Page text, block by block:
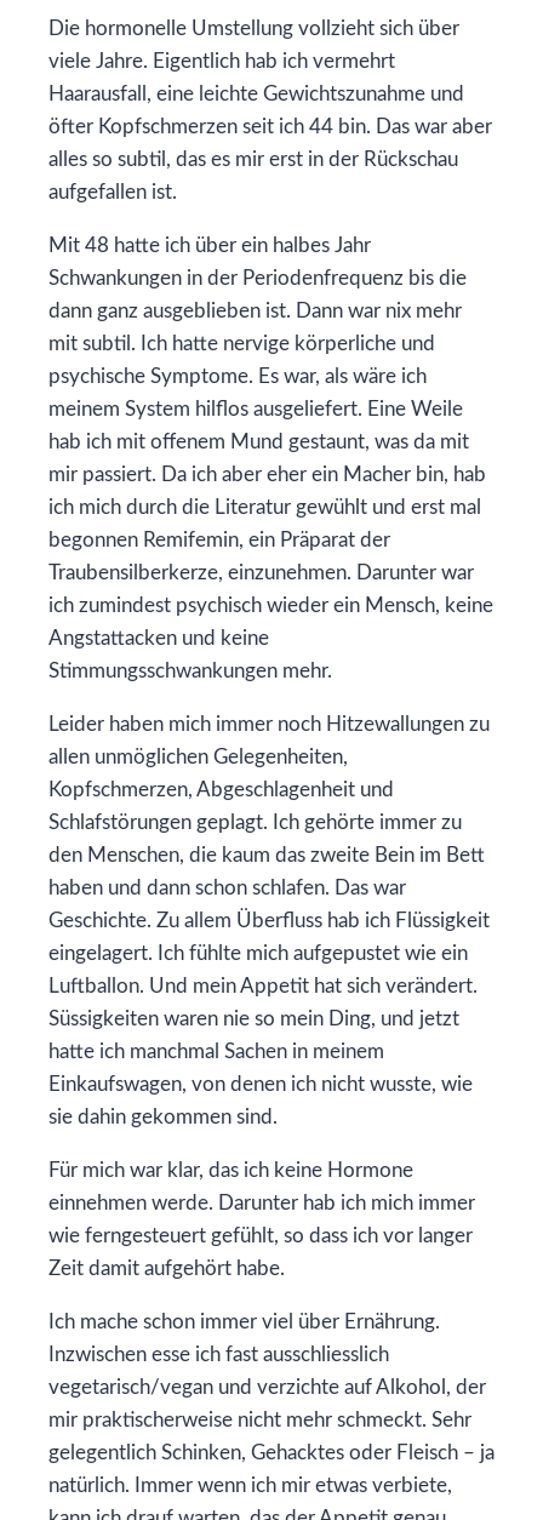
Die hormonelle Umstellung vollzieht sich über
viele Jahre. Eigentlich hab ich vermehrt
Haarausfall, eine leichte Gewichtszunahme und
öfter Kopfschmerzen seit ich 44 bin. Das war aber
alles so subtil, das es mir erst in der Rückschau
aufgefallen ist.
Mit 48 hatte ich über ein halbes Jahr
Schwankungen in der Periodenfrequenz bis die
dann ganz ausgeblieben ist. Dann war nix mehr
mit subtil. Ich hatte nervige körperliche und
psychische Symptome. Es war, als wäre ich
meinem System hilflos ausgeliefert. Eine Weile
hab ich mit offenem Mund gestaunt, was da mit
mir passiert. Da ich aber eher ein Macher bin, hab
ich mich durch die Literatur gewühlt und erst mal
begonnen Remifemin, ein Präparat der
Traubensilberkerze, einzunehmen. Darunter war
ich zumindest psychisch wieder ein Mensch, keine
Angstattacken und keine
Stimmungsschwankungen mehr.
Leider haben mich immer noch Hitzewallungen zu
allen unmöglichen Gelegenheiten,
Kopfschmerzen, Abgeschlagenheit und
Schlafstörungen geplagt. Ich gehörte immer zu
den Menschen, die kaum das zweite Bein im Bett
haben und dann schon schlafen. Das war
Geschichte. Zu allem Überfluss hab ich Flüssigkeit
eingelagert. Ich fühlte mich aufgepustet wie ein
Luftballon. Und mein Appetit hat sich verändert.
Süssigkeiten waren nie so mein Ding, und jetzt
hatte ich manchmal Sachen in meinem
Einkaufswagen, von denen ich nicht wusste, wie
sie dahin gekommen sind.
Für mich war klar, das ich keine Hormone
einnehmen werde. Darunter hab ich mich immer
wie ferngesteuert gefühlt, so dass ich vor langer
Zeit damit aufgehört habe.
Ich mache schon immer viel über Ernährung.
Inzwischen esse ich fast ausschliesslich
vegetarisch/vegan und verzichte auf Alkohol, der
mir praktischerweise nicht mehr schmeckt. Sehr
gelegentlich Schinken, Gehacktes oder Fleisch – ja
natürlich. Immer wenn ich mir etwas verbiete,